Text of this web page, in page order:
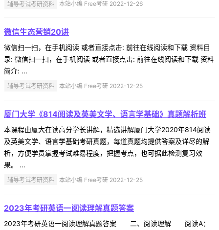
辅导考试考研资料 本站小编 Free考研 2022-12-26
微信生态营销20讲
微信扫一扫，在手机阅读 或者直接点击: 前往在线阅读和下载 资料目
录: 微信扫一扫，在手机阅读 或者直接点击: 前往在线阅读和下载 资料
简介: ...
辅导考试考研资料 本站小编 Free考研 2022-12-25
厦门大学《814阅读及英美文学、语言学基础》真题解析班
本课程由厦大在读高分学长讲解，精选讲解厦门大学2020年814阅读
及英美文学、语言学基础考研真题，每道真题均提供答案及详尽的解
析，方便学员掌握考试难易程度，把握考点，也可据此检测复习效
果。 ...
辅导考试考研资料 本站小编 Free考研 2022-12-25
2023年考研英语一阅读理解真题答案
2023年考研英语一阅读理解真题答案 二、阅读理解 阅读A：